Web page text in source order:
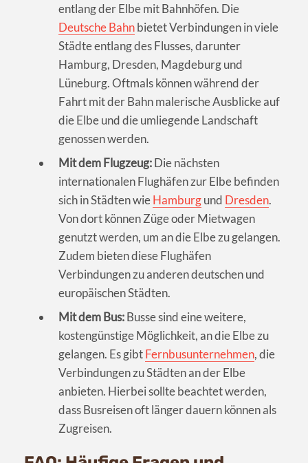
entlang der Elbe mit Bahnhöfen. Die
Deutsche Bahnbietet Verbindungen in viele
Städte entlang des Flusses, darunter
Hamburg, Dresden, Magdeburg und
Lüneburg. Oftmals können während der
Fahrt mit der Bahn malerische Ausblicke auf
die Elbe und die umliegende Landschaft
genossen werden.
Mit dem Flugzeug:Die nächsten
internationalen Flughäfen zur Elbe befinden
sich in Städten wieHamburgund Dresden.
Von dort können Züge oder Mietwagen
genutzt werden, um an die Elbe zu gelangen.
Zudem bieten diese Flughäfen
Verbindungen zu anderen deutschen und
europäischen Städten.
Mit dem Bus:Busse sind eine weitere,
kostengünstige Möglichkeit, an die Elbe zu
gelangen. Es gibtFernbusunternehmen, die
Verbindungen zu Städten an der Elbe
anbieten. Hierbei sollte beachtet werden,
dass Busreisen oft länger dauern können als
Zugreisen.